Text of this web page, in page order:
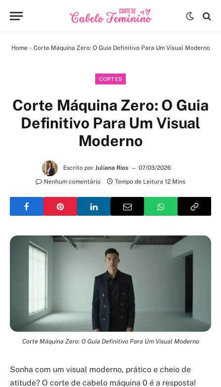
Home» Corte Máquina Zero: O Guia Definitivo Para Um Visual Moderno
CORTES
Corte Máquina Zero: O Guia
Definitivo Para Um Visual
Moderno
Escrito por Juliana Rios
07/03/2026
Nenhum comentário
Tempo de Leitura 12 Mins
Corte Máquina Zero: O Guia Definitivo Para Um Visual Moderno
Sonha com um visual moderno, prático e cheio de
atitude? O corte de cabelo máquina 0 é a resposta!